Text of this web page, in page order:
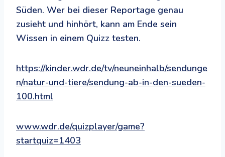
Süden. Wer bei dieser Reportage genau
zusieht und hinhört, kann am Ende sein
Wissen in einem Quizz testen.
https://kinder.wdr.de/tv/neuneinhalb/sendunge
n/natur-und-tiere/sendung-ab-in-den-sueden-
100.html
www.wdr.de/quizplayer/game?
startquiz=1403